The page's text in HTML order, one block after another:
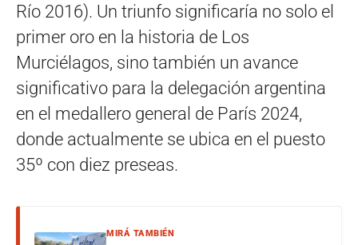
Río 2016). Un triunfo significaría no solo el
primer oro en la historia de Los
Murciélagos, sino también un avance
significativo para la delegación argentina
en el medallero general de París 2024,
donde actualmente se ubica en el puesto
35º con diez preseas.
MIRÁ TAMBIÉN